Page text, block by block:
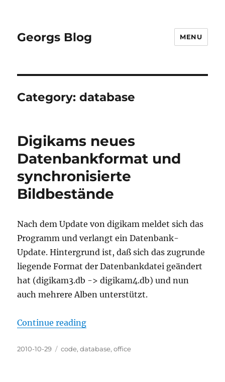
Georgs Blog MENU
Category:database
Digikams neues
Datenbankformat und
synchronisierte
Bildbestände
Nach dem Update von digikam meldet sich das
Programm und verlangt ein Datenbank-
Update. Hintergrund ist, daß sich das zugrunde
liegende Format der Datenbankdatei geändert
hat (digikam3.db -> digikam4.db) und nun
auch mehrere Alben unterstützt.
Continue reading“Digikams neues
Posted
2010-10-29 Categories
code,database,office